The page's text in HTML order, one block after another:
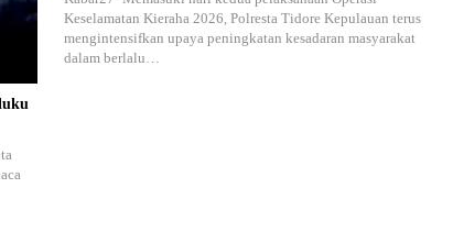
Keselamatan Kieraha 2026, Polresta Tidore Kepulauan terus
mengintensifkan upaya peningkatan kesadaran masyarakat
dalam berlalu…